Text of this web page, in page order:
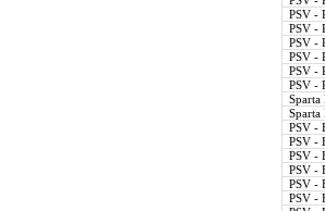
PSV -
PSV -
PSV -
PSV -
PSV -
PSV -
Sparta
Sparta
PSV -
PSV -
PSV -
PSV -
PSV -
PSV -